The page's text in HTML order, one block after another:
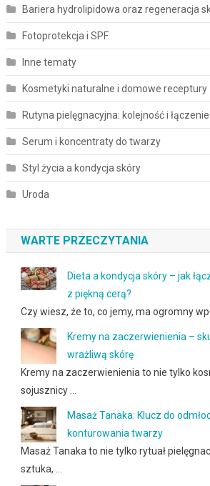
Bariera hydrolipidowa oraz regeneracja
Fotoprotekcja i SPF
Inne tematy
Kosmetyki naturalne i domowe receptury
Rutyna pielęgnacyjna: kolejność i
Serum i koncentraty do twarzy
Styl życia a kondycja skóry
Uroda
WARTE PRZECZYTANIA
Dieta a kondycja skóry – jak
z piękną cerą?
Czy wiesz, że to, co jemy, ma ogromny
Kremy na zaczerwienienia –
wrażliwą skórę
Kremy na zaczerwienienia to nie tylko
sojusznicy …
Masaż Tanaka: Klucz do
konturowania twarzy
Masaż Tanaka to nie tylko rytuał
sztuka, …